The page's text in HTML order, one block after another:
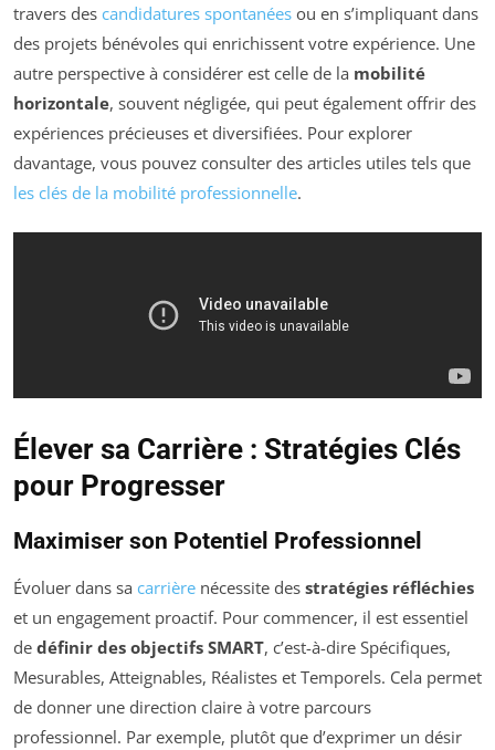
travers des candidatures spontanées ou en s’impliquant dans
des projets bénévoles qui enrichissent votre expérience. Une
autre perspective à considérer est celle de la mobilité
horizontale, souvent négligée, qui peut également offrir des
expériences précieuses et diversifiées. Pour explorer
davantage, vous pouvez consulter des articles utiles tels que
les clés de la mobilité professionnelle.
Élever sa Carrière : Stratégies Clés
pour Progresser
Maximiser son Potentiel Professionnel
Évoluer dans sa carrière nécessite des stratégies réfléchies
et un engagement proactif. Pour commencer, il est essentiel
de définir des objectifs SMART, c’est-à-dire Spécifiques,
Mesurables, Atteignables, Réalistes et Temporels. Cela permet
de donner une direction claire à votre parcours
professionnel. Par exemple, plutôt que d’exprimer un désir